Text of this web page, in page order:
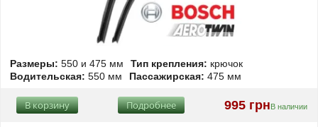
Размеры: 550 и 475 мм Тип крепления: крючок
Водительская: 550 мм Пассажирская: 475 мм
995 грн В наличии
Подробнее
В корзину